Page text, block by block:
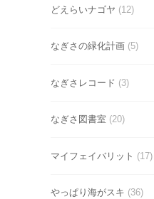
どえらいナゴヤ (12)
なぎさの緑化計画 (5)
なぎさレコード (3)
なぎさ図書室 (20)
マイフェイバリット (17)
やっぱり海がスキ (36)